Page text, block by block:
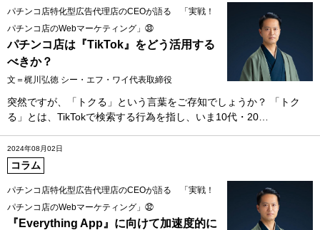
パチンコ店特化型広告代理店のCEOが語る 「実戦！
パチンコ店のWebマーケティング」㉝
パチンコ店は『TikTok』をどう活用する
べきか？
文＝梶川弘徳 シー・エフ・ワイ代表取締役
突然ですが、「トクる」という言葉をご存知でしょうか？ 「トク
る」とは、TikTokで検索する行為を指し、いま10代・20…
2024年08月02日
コラム
パチンコ店特化型広告代理店のCEOが語る 「実戦！
パチンコ店のWebマーケティング」㉜
『Everything App』に向けて加速度的に